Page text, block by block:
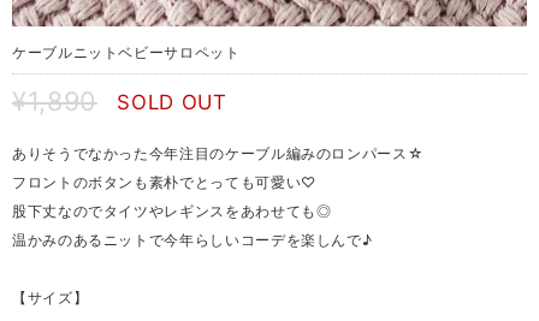
ケーブルニットベビーサロペット
¥1,890 SOLD OUT
ありそうでなかった今年注目のケーブル編みのロンパース☆
フロントのボタンも素朴でとっても可愛い♡
股下丈なのでタイツやレギンスをあわせても◎
温かみのあるニットで今年らしいコーデを楽しんで♪
【サイズ】